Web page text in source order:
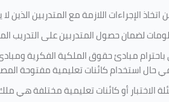
الإجراءات اللازمة مع المتدربين الذين لا
لضمان حصول المتدربين على التدريب
مبادئ حقوق الملكية الفكرية
حال استخدام كائنات تعليمية مفتوحة
أو كائنات تعليمية مختلفة هي